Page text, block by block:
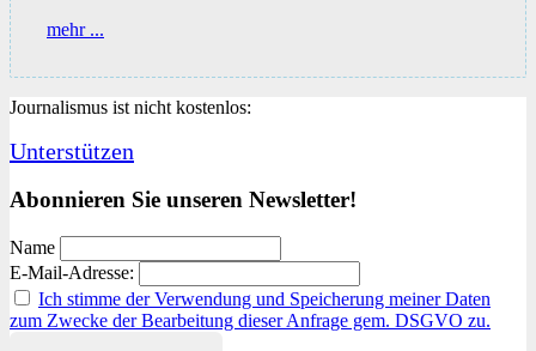
mehr ...
die
Journalismus ist nicht kostenlos:
Unterstützen
Abonnieren Sie unseren Newsletter!
Name
E-Mail-Adresse:
Ich stimme der Verwendung und Speicherung meiner Daten
zum Zwecke der Bearbeitung dieser Anfrage gem. DSGVO zu.